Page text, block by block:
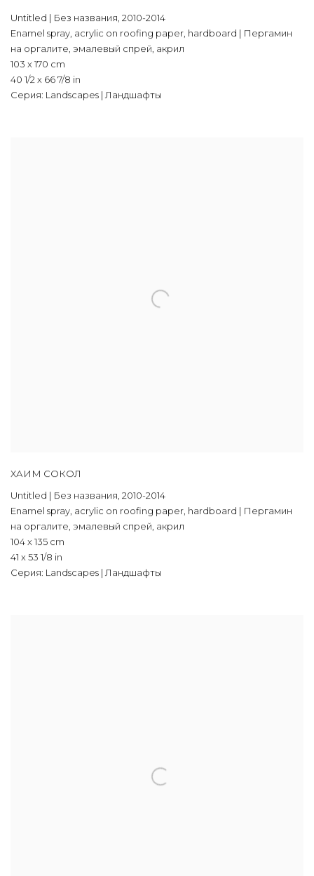
Untitled | Без названия, 2010-2014
Enamel spray, acrylic on roofing paper, hardboard | Пергамин
на оргалите, эмалевый спрей, акрил
103 x 170 cm
40 1/2 x 66 7/8 in
Серия: Landscapes | Ландшафты
ХАИМ СОКОЛ
Untitled | Без названия, 2010-2014
Enamel spray, acrylic on roofing paper, hardboard | Пергамин
на оргалите, эмалевый спрей, акрил
104 x 135 cm
41 x 53 1/8 in
Серия: Landscapes | Ландшафты